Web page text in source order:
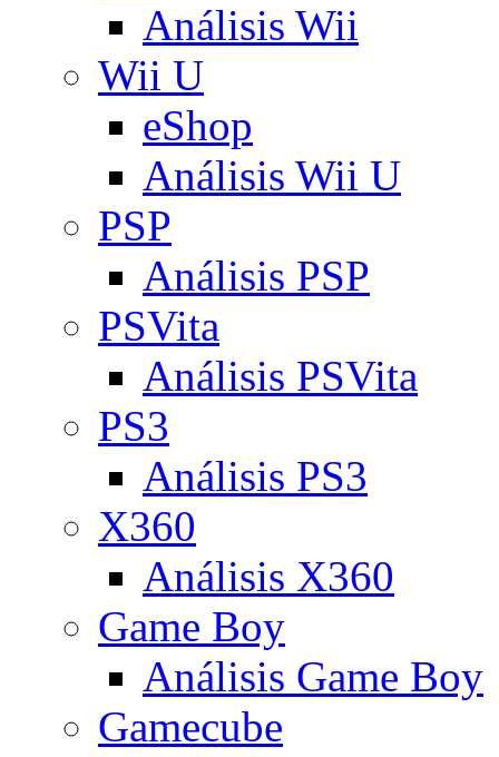
Análisis Wii
Wii U
eShop
Análisis Wii U
PSP
Análisis PSP
PSVita
Análisis PSVita
PS3
Análisis PS3
X360
Análisis X360
Game Boy
Análisis Game Boy
Gamecube